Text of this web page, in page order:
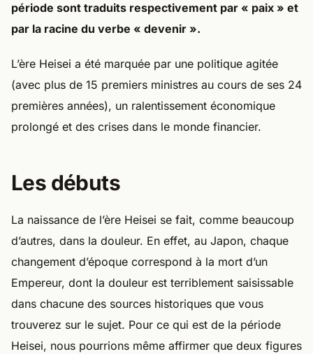
période sont traduits respectivement par « paix » et
par la racine du verbe « devenir ».
L’ère Heisei a été marquée par une politique agitée
(avec plus de 15 premiers ministres au cours de ses 24
premières années), un ralentissement économique
prolongé et des crises dans le monde financier.
Les débuts
La naissance de l’ère Heisei se fait, comme beaucoup
d’autres, dans la douleur. En effet, au Japon, chaque
changement d’époque correspond à la mort d’un
Empereur, dont la douleur est terriblement saisissable
dans chacune des sources historiques que vous
trouverez sur le sujet. Pour ce qui est de la période
Heisei, nous pourrions même affirmer que deux figures